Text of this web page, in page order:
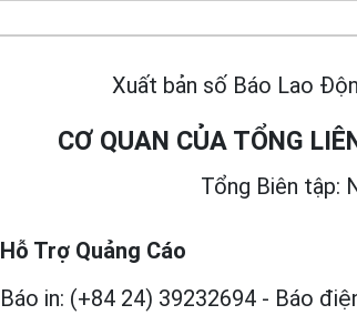
Xuất bản số Báo Lao
CƠ QUAN CỦA TỔNG
Tổng Biên tập:
Hỗ Trợ Quảng Cáo
Báo in: (+84 24) 39232694 - Báo